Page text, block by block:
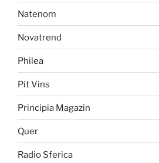
Natenom
Novatrend
Philea
Pit Vins
Principia Magazin
Quer
Radio Sferica